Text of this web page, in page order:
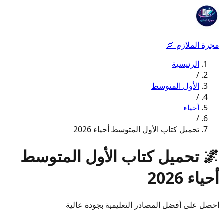
مجرة الملازم 🌌
الرئيسية
/
الأول المتوسط
/
أحياء
/
تحميل كتاب الأول المتوسط أحياء 2026
🌌 تحميل كتاب الأول المتوسط
أحياء 2026
احصل على أفضل المصادر التعليمية بجودة عالية